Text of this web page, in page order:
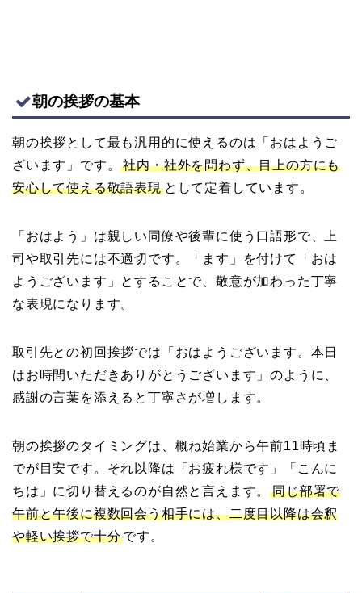
朝の挨拶の基本
朝の挨拶として最も汎用的に使えるのは「おはようご
ざいます」です。社内・社外を問わず、目上の方にも
安心して使える敬語表現として定着しています。
「おはよう」は親しい同僚や後輩に使う口語形で、上
司や取引先には不適切です。「ます」を付けて「おは
ようございます」とすることで、敬意が加わった丁寧
な表現になります。
取引先との初回挨拶では「おはようございます。本日
はお時間いただきありがとうございます」のように、
感謝の言葉を添えると丁寧さが増します。
朝の挨拶のタイミングは、概ね始業から午前11時頃ま
でが目安です。それ以降は「お疲れ様です」「こんに
ちは」に切り替えるのが自然と言えます。同じ部署で
午前と午後に複数回会う相手には、二度目以降は会釈
や軽い挨拶で十分 です。